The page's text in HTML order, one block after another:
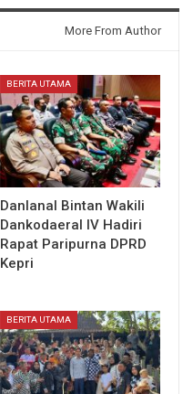
More From Author
BERITA UTAMA
Danlanal Bintan Wakili
Dankodaeral IV Hadiri
Rapat Paripurna DPRD
Kepri
BERITA UTAMA